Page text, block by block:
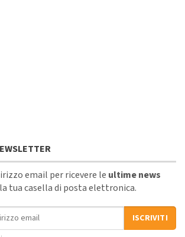
email per ricevere le ultime news
tua casella di posta elettronica.
ISCRIVITI